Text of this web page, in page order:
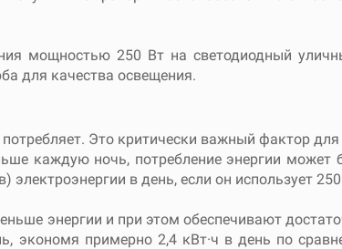
мощностью 250 Вт на светодиодный
для качества освещения.
Это критически важный фактор для
каждую ночь, потребление энергии
в день, если он использует
энергии и при этом обеспечивают
экономя примерно 2,4 кВт·ч в день по